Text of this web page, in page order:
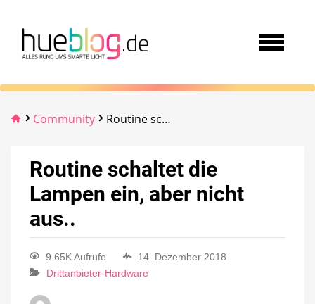
Community Routine schaltet die Lampen ein, aber nicht aus..
Routine schaltet die
Lampen ein, aber nicht
aus..
9.65K Aufrufe
14. Dezember 2018
Drittanbieter-Hardware